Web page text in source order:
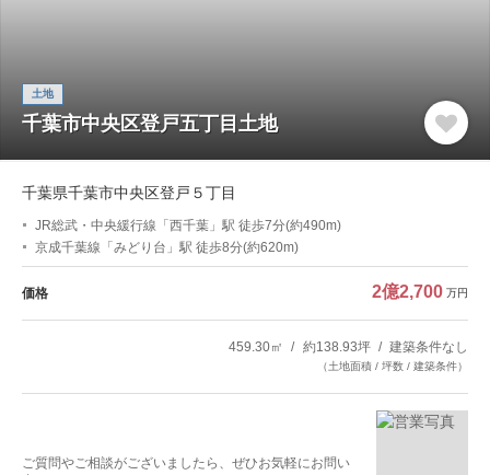
土地
千葉市中央区登戸五丁目土地
千葉県千葉市中央区登戸５丁目
JR総武・中央緩行線「西千葉」駅 徒歩7分(約490m)
京成千葉線「みどり台」駅 徒歩8分(約620m)
価格 2億2,700 万円
459.30㎡ 約138.93坪 建築条件なし
（土地面積 / 坪数 / 建築条件）
ご質問やご相談がございましたら、ぜひお気軽にお問い